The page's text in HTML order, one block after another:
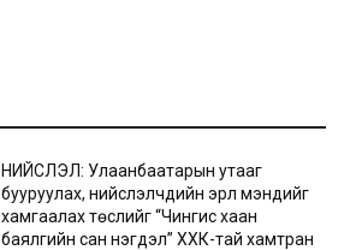
НИЙСЛЭЛ: Улаанбаатарын утааг
бууруулах, нийслэлчүүдийн эрүүл мэндийг
хамгаалах төслийг “Чингис хаан
баялгийн сан нэгдэл” ХХК-тай хамтран